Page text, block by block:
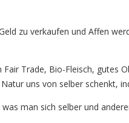
zu verkaufen und Affen
Trade, Bio-Fleisch, gutes
uns von selber schenkt,
man sich selber und